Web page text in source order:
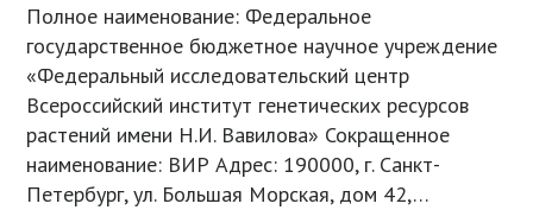
Полное наименование: Федеральное
государственное бюджетное научное учреждение
«Федеральный исследовательский центр
Всероссийский институт генетических ресурсов
растений имени Н.И. Вавилова» Сокращенное
наименование: ВИР Адрес: 190000, г. Санкт-
Петербург, ул. Большая Морская, дом 42,…